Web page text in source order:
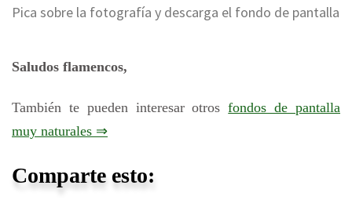
Pica sobre la fotografía y descarga el fondo de pantalla
Saludos flamencos,
También te pueden interesar otrosfondos de pantalla
muy naturales ⇒
Comparte esto: